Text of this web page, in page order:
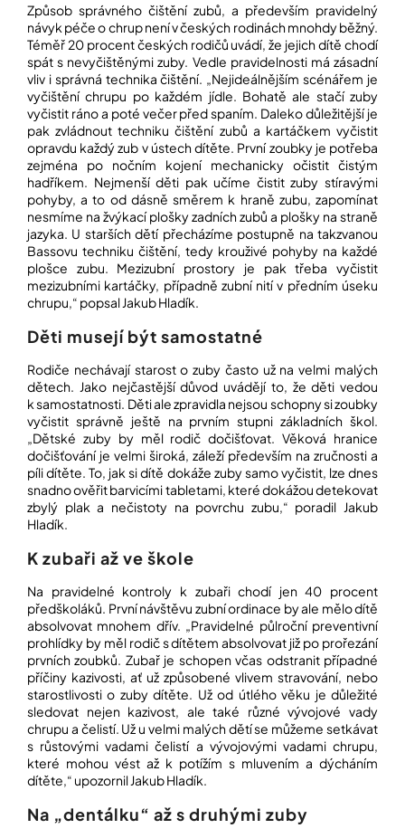
Způsob správného čištění zubů, a především pravidelný
návyk péče o chrup není v českých rodinách mnohdy běžný.
Téměř 20 procent českých rodičů uvádí, že jejich dítě chodí
spát s nevyčištěnými zuby. Vedle pravidelnosti má zásadní
vliv i správná technika čištění. „Nejideálnějším scénářem je
vyčištění chrupu po každém jídle. Bohatě ale stačí zuby
vyčistit ráno a poté večer před spaním. Daleko důležitější je
pak zvládnout techniku čištění zubů a kartáčkem vyčistit
opravdu každý zub v ústech dítěte. První zoubky je potřeba
zejména po nočním kojení mechanicky očistit čistým
hadříkem. Nejmenší děti pak učíme čistit zuby stíravými
pohyby, a to od dásně směrem k hraně zubu, zapomínat
nesmíme na žvýkací plošky zadních zubů a plošky na straně
jazyka. U starších dětí přecházíme postupně na takzvanou
Bassovu techniku čištění, tedy krouživé pohyby na každé
plošce zubu. Mezizubní prostory je pak třeba vyčistit
mezizubními kartáčky, případně zubní nití v předním úseku
chrupu,“ popsal Jakub Hladík.
Děti musejí být samostatné
Rodiče nechávají starost o zuby často už na velmi malých
dětech. Jako nejčastější důvod uvádějí to, že děti vedou
k samostatnosti. Děti ale zpravidla nejsou schopny si zoubky
vyčistit správně ještě na prvním stupni základních škol.
„Dětské zuby by měl rodič dočišťovat. Věková hranice
dočišťování je velmi široká, záleží především na zručnosti a
píli dítěte. To, jak si dítě dokáže zuby samo vyčistit, lze dnes
snadno ověřit barvicími tabletami, které dokážou detekovat
zbylý plak a nečistoty na povrchu zubu,“ poradil Jakub
Hladík.
K zubaři až ve škole
Na pravidelné kontroly k zubaři chodí jen 40 procent
předškoláků. První návštěvu zubní ordinace by ale mělo dítě
absolvovat mnohem dřív. „Pravidelné půlroční preventivní
prohlídky by měl rodič s dítětem absolvovat již po prořezání
prvních zoubků. Zubař je schopen včas odstranit případné
příčiny kazivosti, ať už způsobené vlivem stravování, nebo
starostlivosti o zuby dítěte. Už od útlého věku je důležité
sledovat nejen kazivost, ale také různé vývojové vady
chrupu a čelistí. Už u velmi malých dětí se můžeme setkávat
s růstovými vadami čelistí a vývojovými vadami chrupu,
které mohou vést až k potížím s mluvením a dýcháním
dítěte,“ upozornil Jakub Hladík.
Na „dentálku“ až s druhými zuby